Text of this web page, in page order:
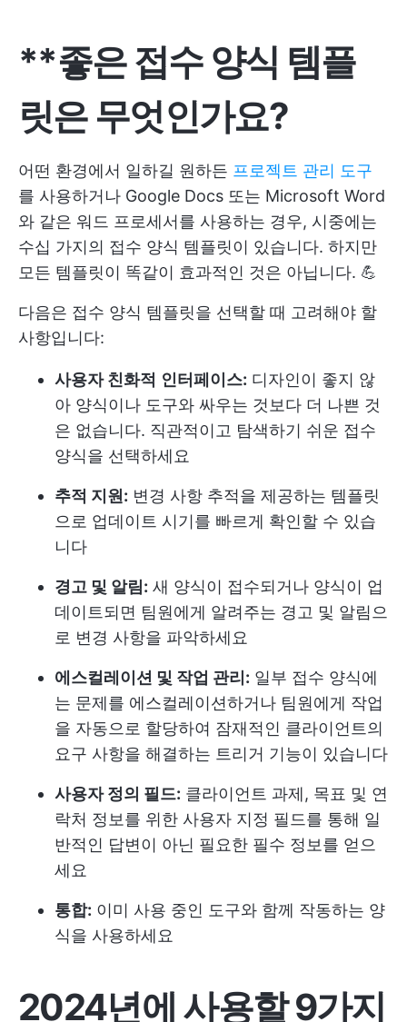
**좋은 접수 양식 템플
릿은 무엇인가요?
어떤 환경에서 일하길 원하든 프로젝트 관리 도구
를 사용하거나 Google Docs 또는 Microsoft Word
와 같은 워드 프로세서를 사용하는 경우, 시중에는
수십 가지의 접수 양식 템플릿이 있습니다. 하지만
모든 템플릿이 똑같이 효과적인 것은 아닙니다. 💪
다음은 접수 양식 템플릿을 선택할 때 고려해야 할
사항입니다:
사용자 친화적 인터페이스: 디자인이 좋지 않
아 양식이나 도구와 싸우는 것보다 더 나쁜 것
은 없습니다. 직관적이고 탐색하기 쉬운 접수
양식을 선택하세요
추적 지원: 변경 사항 추적을 제공하는 템플릿
으로 업데이트 시기를 빠르게 확인할 수 있습
니다
경고 및 알림: 새 양식이 접수되거나 양식이 업
데이트되면 팀원에게 알려주는 경고 및 알림으
로 변경 사항을 파악하세요
에스컬레이션 및 작업 관리: 일부 접수 양식에
는 문제를 에스컬레이션하거나 팀원에게 작업
을 자동으로 할당하여 잠재적인 클라이언트의
요구 사항을 해결하는 트리거 기능이 있습니다
사용자 정의 필드: 클라이언트 과제, 목표 및 연
락처 정보를 위한 사용자 지정 필드를 통해 일
반적인 답변이 아닌 필요한 필수 정보를 얻으
세요
통합: 이미 사용 중인 도구와 함께 작동하는 양
식을 사용하세요
2024년에 사용할 9가지